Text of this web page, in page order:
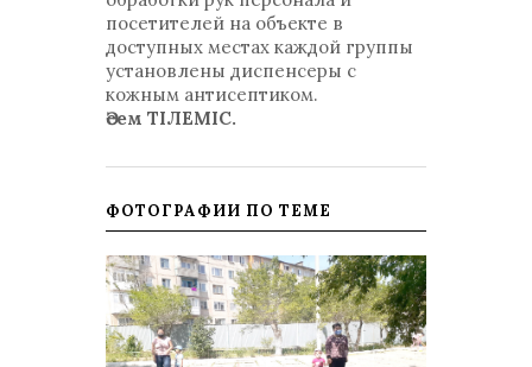
посетителей на объекте в
доступных местах каждой группы
установлены диспенсеры с
кожным антисептиком.
Әсем ТІЛЕМІС.
ФОТОГРАФИИ ПО ТЕМЕ